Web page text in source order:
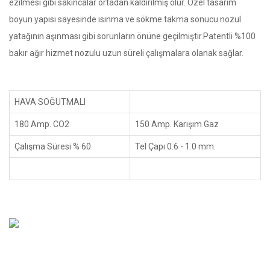
ezilmesi gibi sakıncalar ortadan kaldırılmış olur. Özel tasarım
boyun yapısı sayesinde ısınma ve sökme takma sonucu nozul
yatağının aşınması gibi sorunların önüne geçilmiştir.Patentli %100
bakır ağır hizmet nozulu uzun süreli çalışmalara olanak sağlar.
HAVA SOĞUTMALI
180 Amp. CO2 150 Amp. Karışım Gaz
Çalışma Süresi % 60 Tel Çapı 0.6 - 1.0 mm.